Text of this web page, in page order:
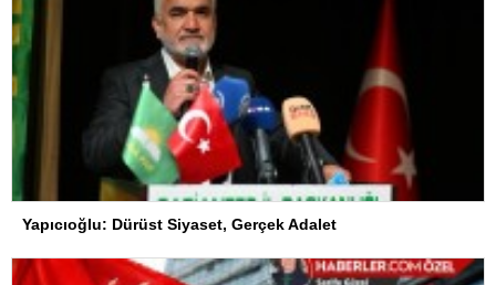
Yapıcıoğlu: Dürüst Siyaset, Gerçek Adalet